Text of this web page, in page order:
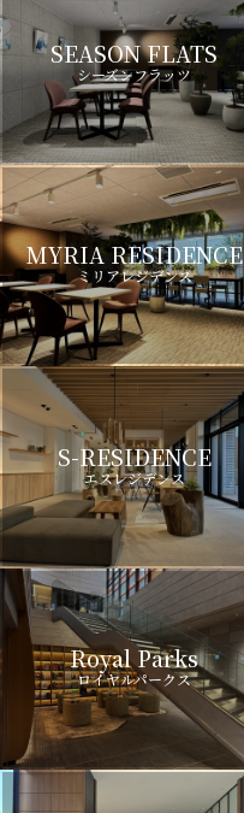
SEASON FLATS
シーズンフラッツ
MYRIA RESIDENCE
ミリアレジデンス
S-RESIDENCE
エスレジデンス
Royal Parks
ロイヤルパークス